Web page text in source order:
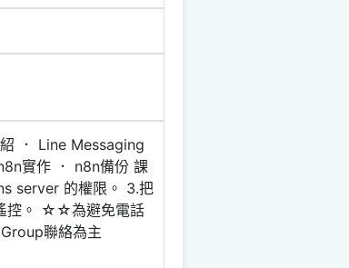
． Line Messaging
實作 ． n8n備份 課
server 的權限。 3.把
控。 ☆☆為避免電話
聯絡為主